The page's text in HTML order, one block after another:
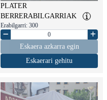
PLATER
BERRERABILGARRIAK
Erabilgarri: 300
Eskaera azkarra egin
Eskaerari gehitu